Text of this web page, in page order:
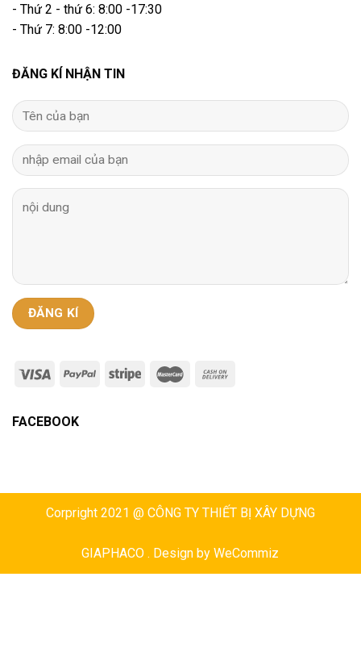
- Thứ 2 - thứ 6: 8:00 -17:30
- Thứ 7: 8:00 -12:00
ĐĂNG KÍ NHẬN TIN
FACEBOOK
Corpright 2021 @ CÔNG TY THIẾT BỊ XÂY DỰNG
GIAPHACO . Design byWeCommiz